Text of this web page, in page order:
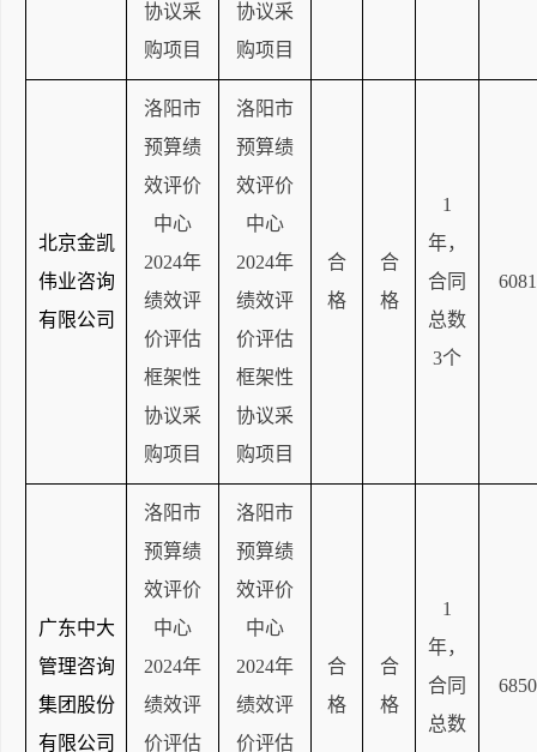
协议采
购项目
协议采
购项目
北京金凯
伟业咨询
有限公司
洛阳市
预算绩
效评价
中心
2024年
绩效评
价评估
框架性
协议采
购项目
洛阳市
预算绩
效评价
中心
2024年
绩效评
价评估
框架性
协议采
购项目
合
格
合
格
1
年，
合同
总数
3个
广东中大
管理咨询
集团股份
有限公司
洛阳市
预算绩
效评价
中心
2024年
绩效评
价评估
洛阳市
预算绩
效评价
中心
2024年
绩效评
价评估
合
格
合
格
1
年，
合同
总数